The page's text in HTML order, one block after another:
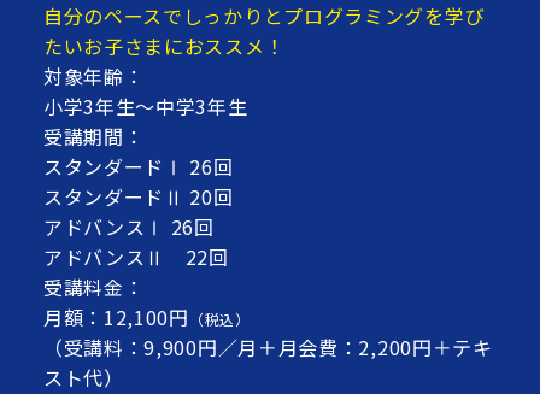
自分のペースでしっかりとプログラミングを学び
たいお子さまにおススメ！
対象年齢：
小学3年生～中学3年生
受講期間：
スタンダードⅠ 26回
スタンダードⅡ 20回
アドバンスⅠ 26回
アドバンスⅡ 22回
受講料金：
月額：12,100円 （税込）
（受講料：9,900円／月＋月会費：2,200円＋テキ
スト代）